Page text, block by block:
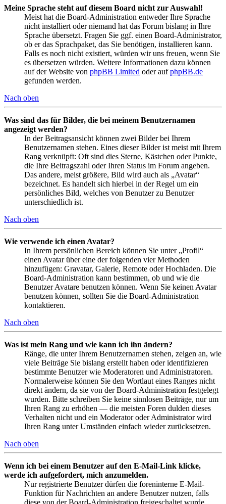
Meine Sprache steht auf diesem Board nicht zur Auswahl!
Meist hat die Board-Administration entweder Ihre Sprache
nicht installiert oder niemand hat das Forum bislang in Ihre
Sprache übersetzt. Fragen Sie ggf. einen Board-Administrator,
ob er das Sprachpaket, das Sie benötigen, installieren kann.
Falls es noch nicht existiert, würden wir uns freuen, wenn Sie
es übersetzen würden. Weitere Informationen dazu können
auf der Website von phpBB Limited oder aufphpBB.de
gefunden werden.
Nach oben
Was sind das für Bilder, die bei meinem Benutzernamen
angezeigt werden?
In der Beitragsansicht können zwei Bilder bei Ihrem
Benutzernamen stehen. Eines dieser Bilder ist meist mit Ihrem
Rang verknüpft: Oft sind dies Sterne, Kästchen oder Punkte,
die Ihre Beitragszahl oder Ihren Status im Forum angeben.
Das andere, meist größere, Bild wird auch als „Avatar“
bezeichnet. Es handelt sich hierbei in der Regel um ein
persönliches Bild, welches von Benutzer zu Benutzer
unterschiedlich ist.
Nach oben
Wie verwende ich einen Avatar?
In Ihrem persönlichen Bereich können Sie unter „Profil“
einen Avatar über eine der folgenden vier Methoden
hinzufügen: Gravatar, Galerie, Remote oder Hochladen. Die
Board-Administration kann bestimmen, ob und wie die
Benutzer Avatare benutzen können. Wenn Sie keinen Avatar
benutzen können, sollten Sie die Board-Administration
kontaktieren.
Nach oben
Was ist mein Rang und wie kann ich ihn ändern?
Ränge, die unter Ihrem Benutzernamen stehen, zeigen an, wie
viele Beiträge Sie bislang erstellt haben oder identifizieren
bestimmte Benutzer wie Moderatoren und Administratoren.
Normalerweise können Sie den Wortlaut eines Ranges nicht
direkt ändern, da sie von der Board-Administration festgelegt
wurden. Bitte schreiben Sie keine sinnlosen Beiträge, nur um
Ihren Rang zu erhöhen — die meisten Foren dulden dieses
Verhalten nicht und ein Moderator oder Administrator wird
Ihren Rang unter Umständen einfach wieder zurücksetzen.
Nach oben
Wenn ich bei einem Benutzer auf den E-Mail-Link klicke,
werde ich aufgefordert, mich anzumelden.
Nur registrierte Benutzer dürfen die foreninterne E-Mail-
Funktion für Nachrichten an andere Benutzer nutzen, falls
diese von der Board-Administration freigeschaltet wurde.